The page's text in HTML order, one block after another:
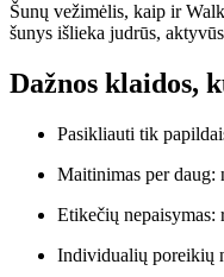
Šunų vežimėlis, kaip ir
šunys išlieka judrūs,
Dažnos klaidos,
Pasikliauti tik
Maitinimas per daug:
Etikečių
Individualių poreikių